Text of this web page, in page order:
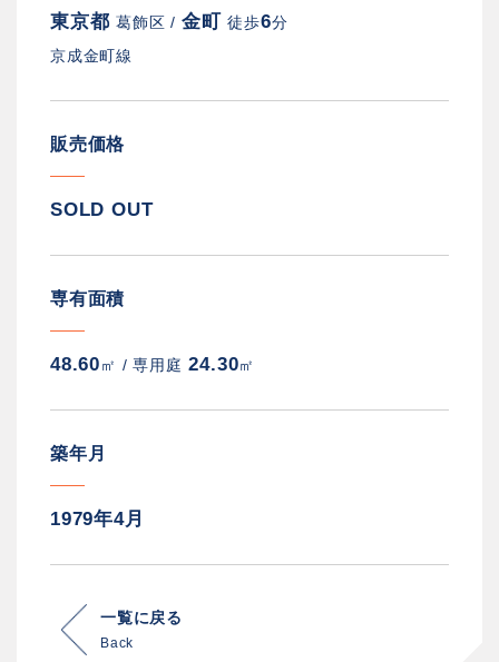
東京都葛飾区 /金町徒歩6分
京成金町線
販売価格
SOLD OUT
専有面積
48.60㎡ /専用庭 24.30㎡
築年月
1979年4月
一覧に戻る
Back